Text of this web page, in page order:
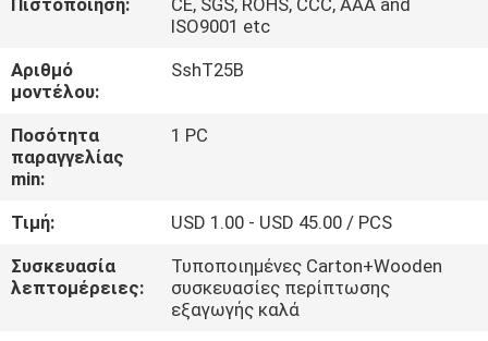
ΕΡΓΟΣΤΑΣΊΩΝ
ΠΟΙΟΤΙΚΌΣ
ΈΛΕΓΧΟΣ
ΜΑΣ
ΕΛΆΤΕ
ΣΕ
Πιστοποίηση:
CE, SGS, ROHS, CCC, AAA and
ISO9001 etc
Αριθμό
μοντέλου:
SshT25B
Ποσότητα
παραγγελίας
min:
1 PC
Τιμή:
USD 1.00 - USD 45.00 / PCS
Συσκευασία
λεπτομέρειες:
Τυποποιημένες Carton+Wooden
συσκευασίες περίπτωσης
εξαγωγής καλά